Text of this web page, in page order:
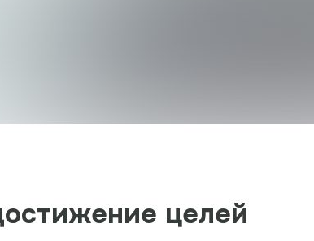
целей